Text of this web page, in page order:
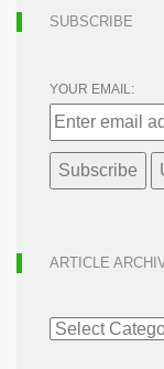
SUBSCRIBE
YOUR EMAIL:
ARTICLE
ARTICLE
ARCHIVE